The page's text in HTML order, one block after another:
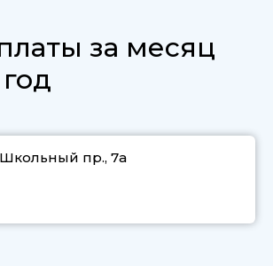
за месяц
пр., 7а